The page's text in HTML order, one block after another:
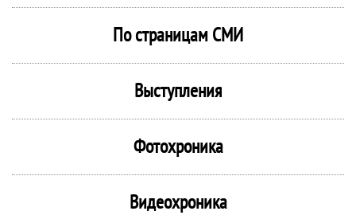
По страницам СМИ
Выступления
Фотохроника
Видеохроника